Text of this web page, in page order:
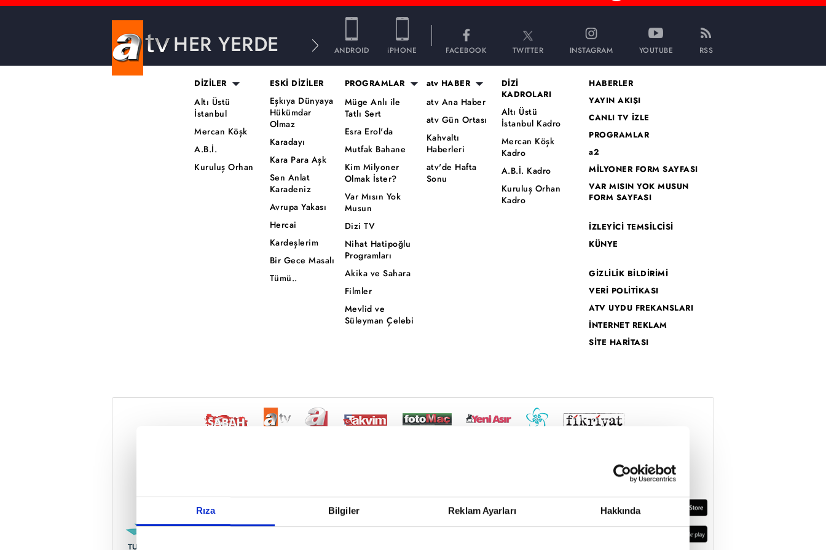
Rıza Bilgiler Reklam Ayarları Hakkında
Reddet
HER YERDE ANDROID iPHONE FACEBOOK TWITTER INSTAGRAM YOUTUBE RSS
DİZİLER
Altı Üstü
İstanbul
Mercan Köşk
A.B.İ.
Kuruluş Orhan
ESKİ DİZİLER
Eşkıya Dünyaya
Hükümdar
Olmaz
Karadayı
Kara Para Aşk
Sen Anlat
Karadeniz
Avrupa Yakası
Hercai
Kardeşlerim
Bir Gece Masalı
Tümü..
PROGRAMLAR
Müge Anlı ile
Tatlı Sert
Esra Erol'da
Mutfak Bahane
Kim Milyoner
Olmak İster?
Var Mısın Yok
Musun
Dizi TV
Nihat Hatipoğlu
Programları
Akika ve Sahara
Filmler
Mevlid ve
Süleyman Çelebi
atv HABER
atv Ana Haber
atv Gün Ortası
Kahvaltı
Haberleri
atv'de Hafta
Sonu
DİZİ
KADROLARI
Altı Üstü
İstanbul Kadro
Mercan Köşk
Kadro
A.B.İ. Kadro
Kuruluş Orhan
Kadro
HABERLER
YAYIN AKIŞI
CANLI TV İZLE
PROGRAMLAR
a2
MİLYONER FORM SAYFASI
VAR MISIN YOK MUSUN
FORM SAYFASI
İZLEYİCİ TEMSİLCİSİ
KÜNYE
GİZLİLİK BİLDİRİMİ
VERİ POLİTİKASI
ATV UYDU FREKANSLARI
İNTERNET REKLAM
SİTE HARİTASI